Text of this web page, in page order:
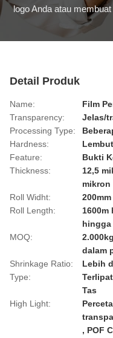
logo Anda atau membuat
Detail Produk
Name:
Film
Transparency:
Jelas/
Processing Type:
Hardness:
Lembut
Feature:
Bukti
Thickness:
12,5
mikron
Roll Widht:
Roll Length:
1600m
hingga
MOQ:
dalam
Shrinkage Ratio:
Lebih
Type:
Tas
High Light:
, POF